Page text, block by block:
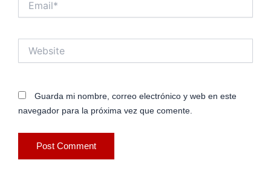
Guarda mi nombre, correo electrónico y web en este
navegador para la próxima vez que comente.